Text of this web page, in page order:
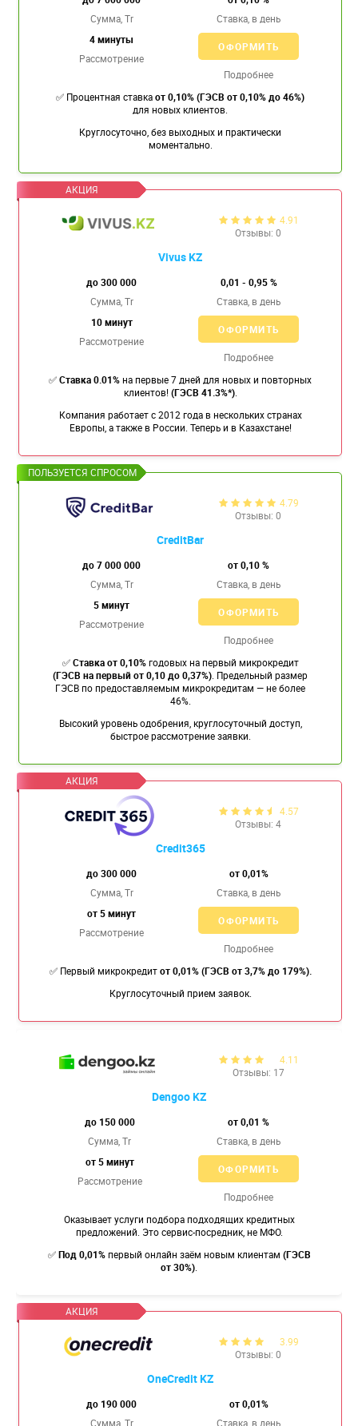
Сумма, Tr
Ставка, в день
4 минуты
Рассмотрение
ОФОРМИТЬ
Подробнее
✅ Процентная ставкаот 0,10% (ГЭСВ от 0,10% до 46%)
для новых клиентов.
Круглосуточно, без выходных и практически
моментально.
4.91
Отзывы: 0
Vivus KZ
до 300 000
Сумма, Tr
0,01 - 0,95 %
Ставка, в день
10 минут
Рассмотрение
ОФОРМИТЬ
Подробнее
✅Ставка 0.01%на первые 7 дней для новых и повторных
клиентов! (ГЭСВ 41.3%*).
Компания работает с 2012 года в нескольких странах
Европы, а также в России. Теперь и в Казахстане!
4.79
Отзывы: 0
CreditBar
до 7 000 000
Сумма, Tr
от 0,10 %
Ставка, в день
5 минут
Рассмотрение
ОФОРМИТЬ
Подробнее
✅Ставка от 0,10%годовых на первый микрокредит
(ГЭСВ на первый от 0,10 до 0,37%) . Предельный размер
ГЭСВ по предоставляемым микрокредитам — не более
46%.
Высокий уровень одобрения, круглосуточный доступ,
быстрое рассмотрение заявки.
4.57
Отзывы: 4
Credit365
до 300 000
Сумма, Tr
от 0,01%
Ставка, в день
от 5 минут
Рассмотрение
ОФОРМИТЬ
Подробнее
✅ Первый микрокредитот 0,01% (ГЭСВ от 3,7% до 179%).
Круглосуточный прием заявок.
4.11
Отзывы: 17
Dengoo KZ
до 150 000
Сумма, Tr
от 0,01 %
Ставка, в день
от 5 минут
Рассмотрение
ОФОРМИТЬ
Подробнее
Оказывает услуги подбора подходящих кредитных
предложений. Это сервис-посредник, не МФО.
✅Под 0,01%первый онлайн заём новым клиентам (ГЭСВ
от 30%)
3.99
Отзывы: 0
OneCredit KZ
до 190 000
Сумма, Tr
от 0,01%
Ставка, в день